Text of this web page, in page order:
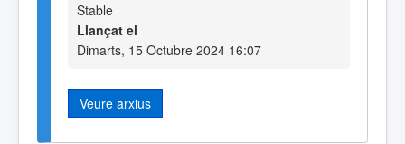
Stable
Llançat el
Dimarts, 15 Octubre 2024 16:07
Veure arxius